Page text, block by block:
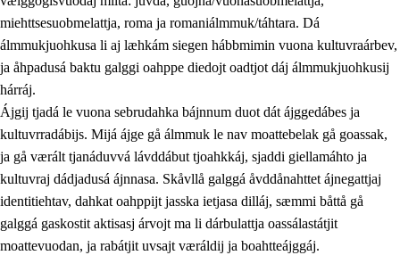
miehttsesuobmelattja, roma ja romaniálmmuk/táhtara. Dá
álmmukjuohkusa li aj læhkám siegen hábbmimin vuona kultuvraárbev,
ja åhpadusá baktu galggi oahppe diedojt oadtjot dáj álmmukjuohkusij
hárráj.
Ájgij tjadá le vuona sebrudahka bájnnum duot dát ájggedábes ja
kultuvrradábijs. Mijá ájge gå álmmuk le nav moattebelak gå goassak,
ja gå værált tjanáduvvá lávddábut tjoahkkáj, sjaddi giellamáhto ja
kultuvraj dádjadusá ájnnasa. Skåvllå galggá åvddånahttet ájnegattjaj
identitiehtav, dahkat oahppijt jasska ietjasa dilláj, sæmmi båttå gå
galggá gaskostit aktisasj árvojt ma li dárbulattja oassálastátjit
moattevuodan, ja rabátjit uvsajt væráldij ja boahtteájggáj.